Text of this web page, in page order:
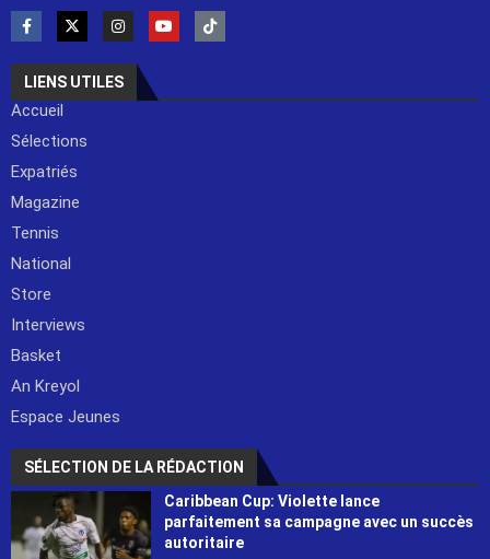
LIENS UTILES
Accueil
Sélections
Expatriés
Magazine
Tennis
National
Store
Interviews
Basket
An Kreyol
Espace Jeunes
SÉLECTION DE LA RÉDACTION
Caribbean Cup: Violette lance
parfaitement sa campagne avec un succès
autoritaire